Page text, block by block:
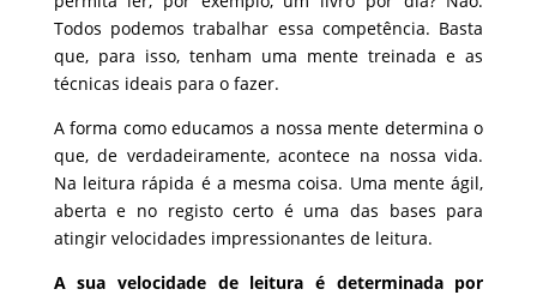
Todos podemos trabalhar essa competência. Basta
que, para isso, tenham uma mente treinada e as
técnicas ideais para o fazer.
A forma como educamos a nossa mente determina o
que, de verdadeiramente, acontece na nossa vida.
Na leitura rápida é a mesma coisa. Uma mente ágil,
aberta e no registo certo é uma das bases para
atingir velocidades impressionantes de leitura.
A sua velocidade de leitura é determinada por